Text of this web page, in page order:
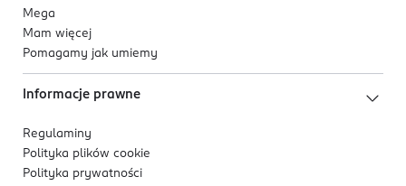
Mega
Mam więcej
Pomagamy jak umiemy
Informacje prawne
Regulaminy
Polityka plików cookie
Polityka prywatności